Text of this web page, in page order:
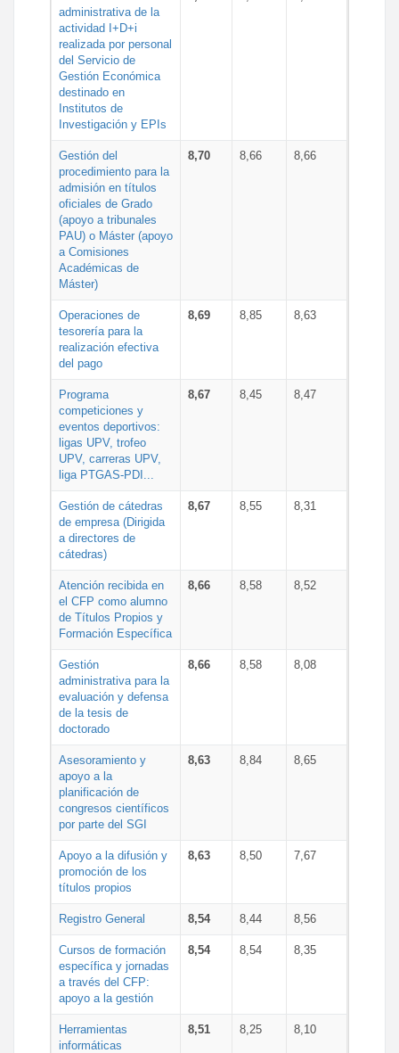
administrativa de la
actividad I+D+i
realizada por personal
del Servicio de
Gestión Económica
destinado en
Institutos de
Investigación y EPIs
Gestión del
procedimiento para la
admisión en títulos
oficiales de Grado
(apoyo a tribunales
PAU) o Máster (apoyo
a Comisiones
Académicas de
Máster)
8,70 8,66 8,66
Operaciones de
tesorería para la
realización efectiva
del pago
8,69 8,85 8,63
Programa
competiciones y
eventos deportivos:
ligas UPV, trofeo
UPV, carreras UPV,
liga PTGAS-PDI...
8,67 8,45 8,47
Gestión de cátedras
de empresa (Dirigida
a directores de
cátedras)
8,67 8,55 8,31
Atención recibida en
el CFP como alumno
de Títulos Propios y
Formación Específica
8,66 8,58 8,52
Gestión
administrativa para la
evaluación y defensa
de la tesis de
doctorado
8,66 8,58 8,08
Asesoramiento y
apoyo a la
planificación de
congresos científicos
por parte del SGI
8,63 8,84 8,65
Apoyo a la difusión y
promoción de los
títulos propios
8,63 8,50 7,67
Registro General 8,54 8,44 8,56
Cursos de formación
específica y jornadas
a través del CFP:
apoyo a la gestión
8,54 8,54 8,35
Herramientas
informáticas
8,51 8,25 8,10